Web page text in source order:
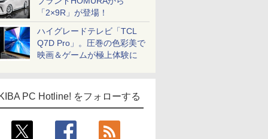
「2×9R」が登場！
ハイグレードテレビ「TCL
Q7D Pro」。圧巻の色彩美で
映画＆ゲームが極上体験に
PC Hotline! をフォローする